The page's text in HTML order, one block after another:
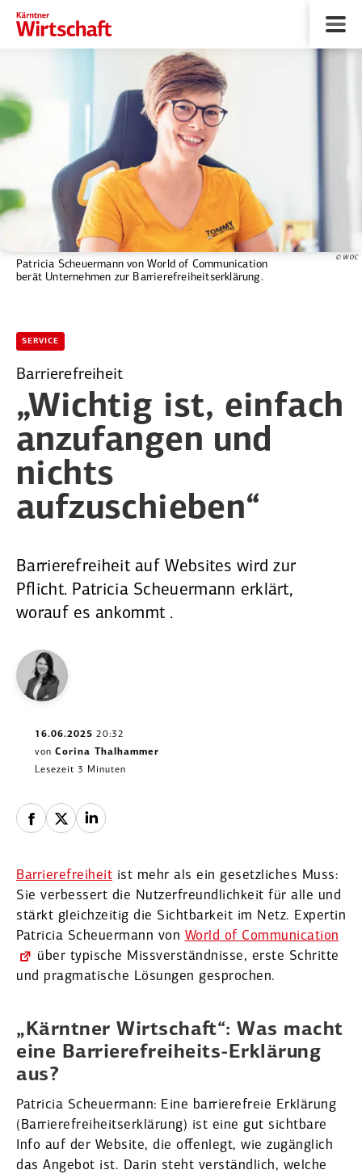
Patricia Scheuermann von World of Communication
berät Unternehmen zur Barrierefreiheitserklärung.
© WOC
SERVICE
Barrierefreiheit
„Wichtig ist, einfach
anzufangen und
nichts
aufzu­schieben“
Barrierefreiheit auf Websites wird zur
Pflicht. Patricia Scheuermann erklärt,
worauf es ankommt .
16.06.2025 20:32
von Corina Thalhammer
Lesezeit 3 Minuten
Barrie­re­freiheit ist mehr als ein gesetz­liches Muss:
Sie verbessert die Nutzer­freund­lichkeit für alle und
stärkt gleich­zeitig die Sicht­barkeit im Netz. Expertin
Patricia Scheu­ermann von World of Commu­ni­cation
über typische Missver­ständ­nisse, erste Schritte
und pragma­tische Lösungen gesprochen.
„Kärntner Wirtschaft“: Was macht
eine Barrie­re­frei­heits-Erklärung
aus?
Patricia Scheu­ermann: Eine barrie­re­freie Erklärung
(Barrie­re­frei­heits­er­klärung) ist eine gut sichtbare
Info auf der Website, die offenlegt, wie zugänglich
das Angebot ist. Darin steht verständlich, welche